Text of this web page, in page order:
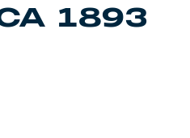
1893